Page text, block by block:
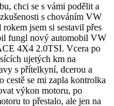
chci se s vámi podělit a
s chováním VW
jsem si sestavil přes
fungl nový automobil VW
4X4 2.0TSI. Vcera po
ujetých km na
s přítelkyní, dcerou a
cestě se mi zapla kontrolka
výkon motoru, po
to přestalo, ale jen na